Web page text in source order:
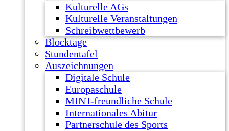
Kulturelle AGs
Kulturelle Veranstaltungen
Schreibwettbewerb
Blocktage
Stundentafel
Auszeichnungen
Digitale Schule
Europaschule
MINT-freundliche Schule
Internationales Abitur
Partnerschule des Sports